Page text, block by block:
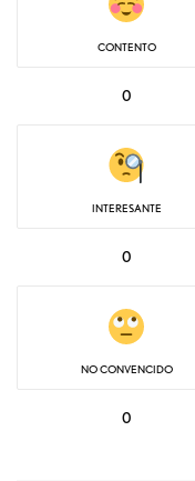
CONTENTO
0
INTERESANTE
0
NO CONVENCIDO
0